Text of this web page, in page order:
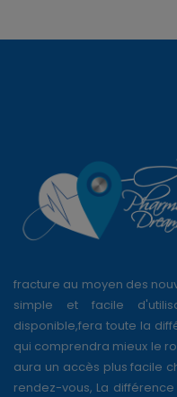
fracture au moyen des
simple et facile
disponible,fera toute la
qui comprendra mieux le
aura un accès plus facile
rendez-vous, La